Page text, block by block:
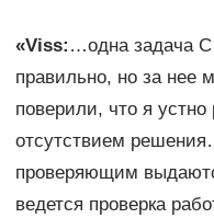
«Viss: …одна задача
правильно, но за нее
поверили, что я
отсутствием
проверяющим
ведется проверка